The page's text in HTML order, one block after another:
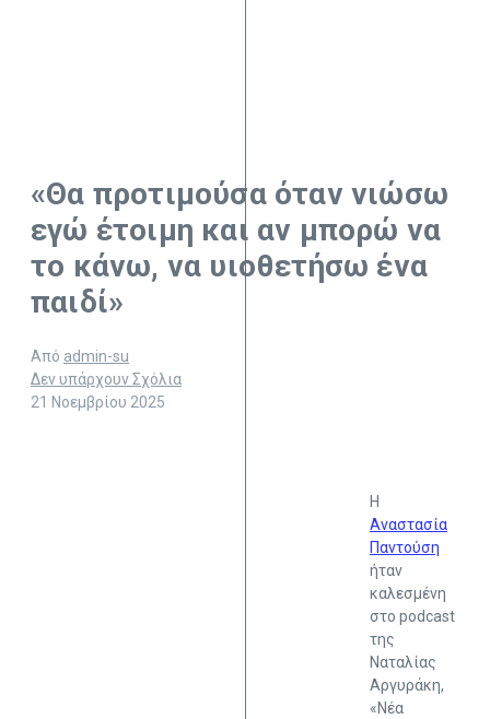
«Θα προτιμούσα όταν νιώσω
εγώ έτοιμη και αν μπορώ να
το κάνω, να υιοθετήσω ένα
παιδί»
Από admin-su
Δεν υπάρχουν Σχόλια
21 Νοεμβρίου 2025
Η
Αναστασία
Παντούση
ήταν
καλεσμένη
στο podcast
της
Ναταλίας
Αργυράκη,
«Νέα